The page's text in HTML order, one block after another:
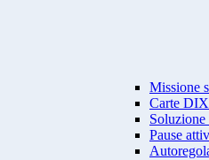
Missione
Carte
Pause